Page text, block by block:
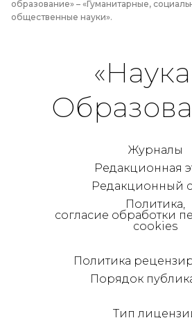
образование» – «Гуманитарные,
общественные науки».
Журналы
Редакционная
Редакционный
Политика,
согласие обработки
cookies
Политика
Порядок
Тип